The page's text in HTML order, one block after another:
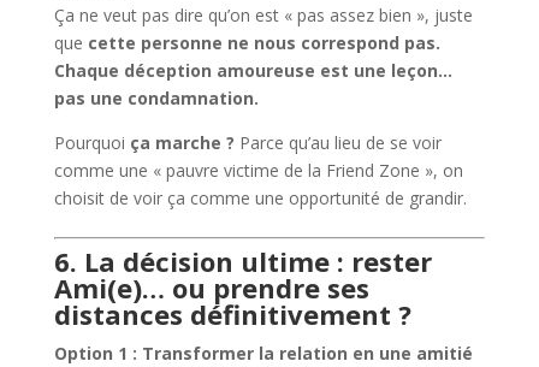
Ça ne veut pas dire qu’on est « pas assez bien », juste
que cette personne ne nous correspond pas.
Chaque déception amoureuse est une leçon…
pas une condamnation.
Pourquoi ça marche ? Parce qu’au lieu de se voir
comme une « pauvre victime de la Friend Zone », on
choisit de voir ça comme une opportunité de grandir.
6. La décision ultime : rester
Ami(e)… ou prendre ses
distances définitivement ?
Option 1 : Transformer la relation en une amitié